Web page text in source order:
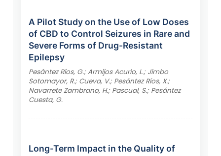
A Pilot Study on the Use of Low Doses
of CBD to Control Seizures in Rare and
Severe Forms of Drug-Resistant
Epilepsy
Pesántez Ríos, G.; Armijos Acurio, L.; Jimbo
Sotomayor, R.; Cueva, V.; Pesántez Ríos, X.;
Navarrete Zambrano, H.; Pascual, S.; Pesántez
Cuesta, G.
Long-Term Impact in the Quality of